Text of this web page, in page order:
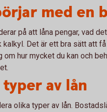
med en
på att låna pengar, vad
kalkyl. Det är ett bra sätt att
om hur mycket du kan och
av lån
olika typer av lån.